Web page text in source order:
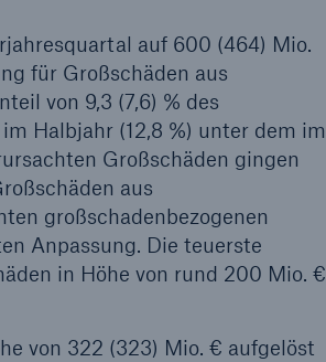
auf 600 (464) Mio.
für Großschäden aus
von 9,3 (7,6) % des
Halbjahr (12,8 %) unter dem im
Großschäden gingen
aus
großschadenbezogenen
Anpassung. Die teuerste
in Höhe von rund 200 Mio. €
von 322 (323) Mio. € aufgelöst